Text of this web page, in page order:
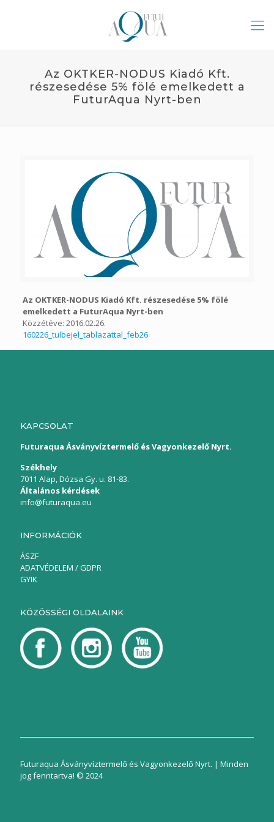
Az OKTKER-NODUS Kiadó Kft.
részesedése 5% fölé emelkedett a
FuturAqua Nyrt-ben
Az OKTKER-NODUS Kiadó Kft. részesedése 5% fölé
emelkedett a FuturAqua Nyrt-ben
Közzétéve: 2016.02.26.
160226_tulbejel_tablazattal_feb26
KAPCSOLAT
Futuraqua Ásványvíztermelő és Vagyonkezelő Nyrt.
Székhely
7011 Alap, Dózsa Gy. u. 81-83.
Általános kérdések
info@futuraqua.eu
INFORMÁCIÓK
ÁSZF
ADATVÉDELEM / GDPR
GYIK
KÖZÖSSÉGI OLDALAINK
Futuraqua Ásványvíztermelő és Vagyonkezelő Nyrt. | Minden
jog fenntartva! © 2024